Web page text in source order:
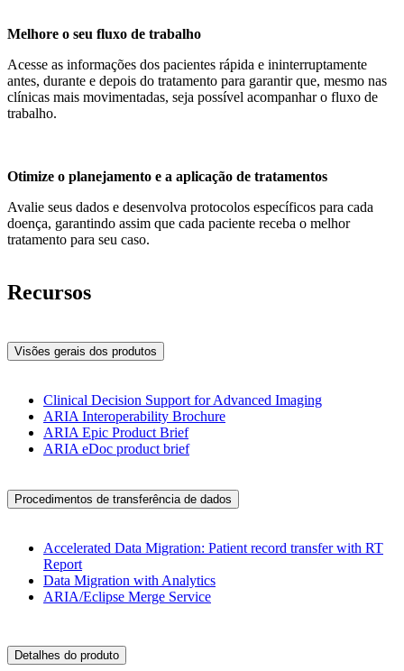
Melhore o seu fluxo de trabalho
Acesse as informações dos pacientes rápida e ininterruptamente
antes, durante e depois do tratamento para garantir que, mesmo nas
clínicas mais movimentadas, seja possível acompanhar o fluxo de
trabalho.
Otimize o planejamento e a aplicação de tratamentos
Avalie seus dados e desenvolva protocolos específicos para cada
doença, garantindo assim que cada paciente receba o melhor
tratamento para seu caso.
Recursos
Visões gerais dos produtos
Clinical Decision Support for Advanced Imaging
ARIA Interoperability Brochure
ARIA Epic Product Brief
ARIA eDoc product brief
Procedimentos de transferência de dados
Accelerated Data Migration: Patient record transfer with RT
Report
Data Migration with Analytics
ARIA/Eclipse Merge Service
Detalhes do produto